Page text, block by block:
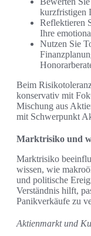
kurzfristigen
Reflektieren
Ihre
Nutzen Sie
Beim
konservativ mit
Mischung aus
mit Schwerpunkt
Marktrisiko und
Marktrisiko
wissen, wie
und politische
Verständnis hilft,
Panikverkäufe zu
Aktienmarkt und